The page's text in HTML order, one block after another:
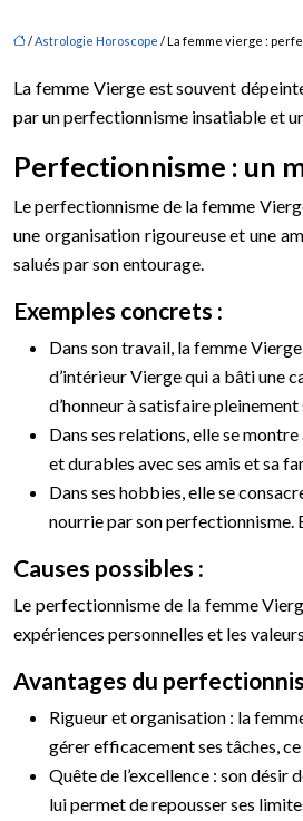
/Astrologie Horoscope / La femme vierge :
La femme Vierge est souvent
par un perfectionnisme insatiable et
Perfectionnisme : un
Le perfectionnisme de la femme
une organisation rigoureuse et une
salués par son entourage.
Exemples concrets :
Dans son travail, la femme
d’intérieur Vierge qui a bâti une
d’honneur à satisfaire
Dans ses relations, elle se
et durables avec ses amis et sa
Dans ses hobbies, elle se
nourrie par son perfectionnisme.
Causes possibles :
Le perfectionnisme de la femme
expériences personnelles et les
Avantages du
Rigueur et organisation : la
gérer efficacement ses tâches,
Quête de l’excellence : son désir
lui permet de repousser ses